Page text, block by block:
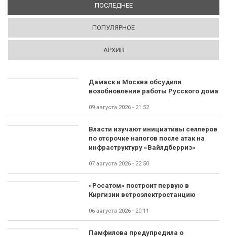
ПОСЛЕДНЕЕ(АКТИВНАЯ ВКЛАДКА)
ПОПУЛЯРНОЕ
АРХИВ
Дамаск и Москва обсудили
возобновление работы Русского дома
09 августа 2026 - 21:52
Власти изучают инициативы селлеров
по отсрочке налогов после атак на
инфраструктуру «Вайлдберриз»
07 августа 2026 - 22:50
«Росатом» построит первую в
Киргизии ветроэлектростанцию
06 августа 2026 - 20:11
Памфилова предупредила о